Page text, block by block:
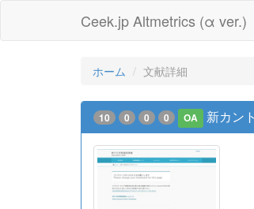
Ceek.jp Altmetrics (α ver.)
ホーム 文献詳細
10 0 0 0 OA 新カン